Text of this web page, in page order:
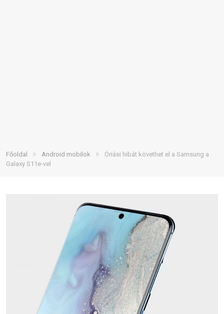
Főoldal » Android mobilok »
Óriási hibát követhet el a Samsung a
Galaxy S11e-vel